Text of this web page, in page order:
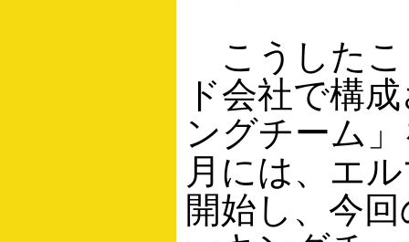
こうしたこ
ド会社で構
ングチーム
月には、エ
開始し、今